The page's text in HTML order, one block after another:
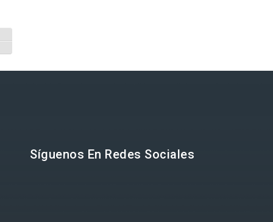
Alternar alto contraste
Alternar tamaño de letra
Síguenos En Redes Sociales